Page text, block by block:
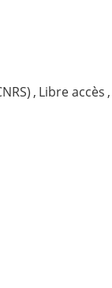
, Libre accès ,